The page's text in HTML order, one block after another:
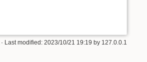
· Last modified: 2023/10/21 19:19 by 127.0.0.1